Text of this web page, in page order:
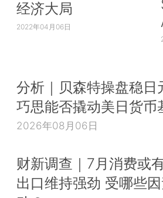
经济大局
2022年04月06日
分析｜贝森特操盘稳日
巧思能否撬动美日货币
2026年08月06日
财新调查｜7月消费或有
出口维持强劲 受哪些